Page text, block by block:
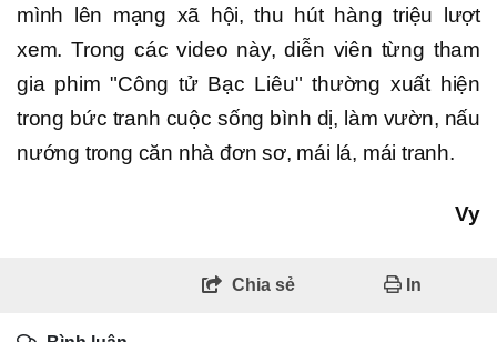
mình lên mạng xã hội, thu hút hàng triệu lượt
xem. Trong các video này, diễn viên từng tham
gia phim "Công tử Bạc Liêu" thường xuất hiện
trong bức tranh cuộc sống bình dị, làm vườn, nấu
nướng trong căn nhà đơn sơ, mái lá, mái tranh.
Vy
Chia sẻ In